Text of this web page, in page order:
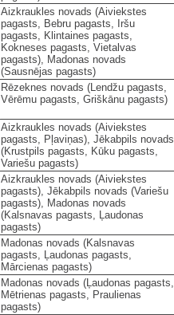
Aizkraukles novads (Aiviekstes
pagasts, Bebru pagasts, Iršu
pagasts, Klintaines pagasts,
Kokneses pagasts, Vietalvas
pagasts), Madonas novads
(Sausnējas pagasts)
Rēzeknes novads (Lendžu pagasts,
Vērēmu pagasts, Griškānu pagasts)
Aizkraukles novads (Aiviekstes
pagasts, Pļaviņas), Jēkabpils novads
(Krustpils pagasts, Kūku pagasts,
Variešu pagasts)
Aizkraukles novads (Aiviekstes
pagasts), Jēkabpils novads (Variešu
pagasts), Madonas novads
(Kalsnavas pagasts, Ļaudonas
pagasts)
Madonas novads (Kalsnavas
pagasts, Ļaudonas pagasts,
Mārcienas pagasts)
Madonas novads (Ļaudonas pagasts,
Mētrienas pagasts, Praulienas
pagasts)